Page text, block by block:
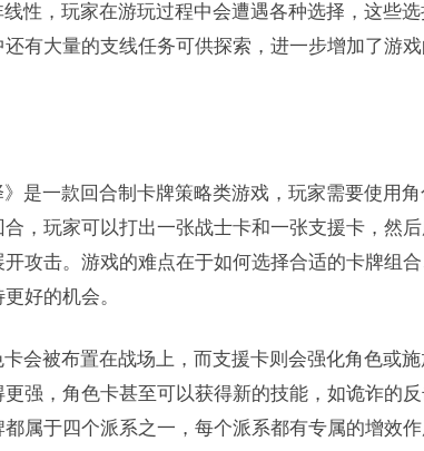
性，玩家在游玩过程中会遭遇各种选择，这些
有大量的支线任务可供探索，进一步增加了游戏
》是一款回合制卡牌策略类游戏，玩家需要使用
，玩家可以打出一张战士卡和一张支援卡，然
攻击。游戏的难点在于如何选择合适的卡牌组
好的机会。
卡会被布置在战场上，而支援卡则会强化角色或
强，角色卡甚至可以获得新的技能，如诡诈的
属于四个派系之一，每个派系都有专属的增效